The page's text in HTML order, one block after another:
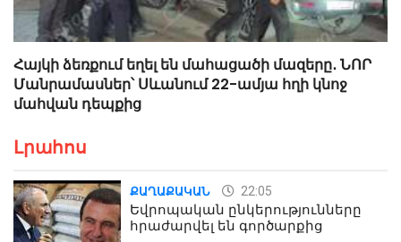
Հայկի ձեռքում եղել են մահացածի մազերը․ ՆՈՐ
Մանրամասներ՝ Սևանում 22-ամյա հղի կնոջ
մահվան դեպքից
Լրահոս
ՔԱՂԱՔԱԿԱՆ 22:05
Եվրոպական ընկերությունները
հրաժարվել են գործարքից